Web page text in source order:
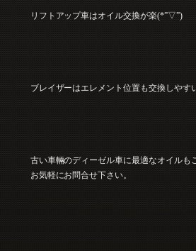
リフトアップ車はオイル交換が楽(*”▽”)
ブレイザーはエレメント位置も交換しやす
古い車輛のディーゼル車に最適なオイルも
お気軽にお問合せ下さい。